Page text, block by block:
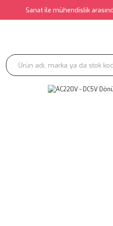
Sanat ile mühendislik